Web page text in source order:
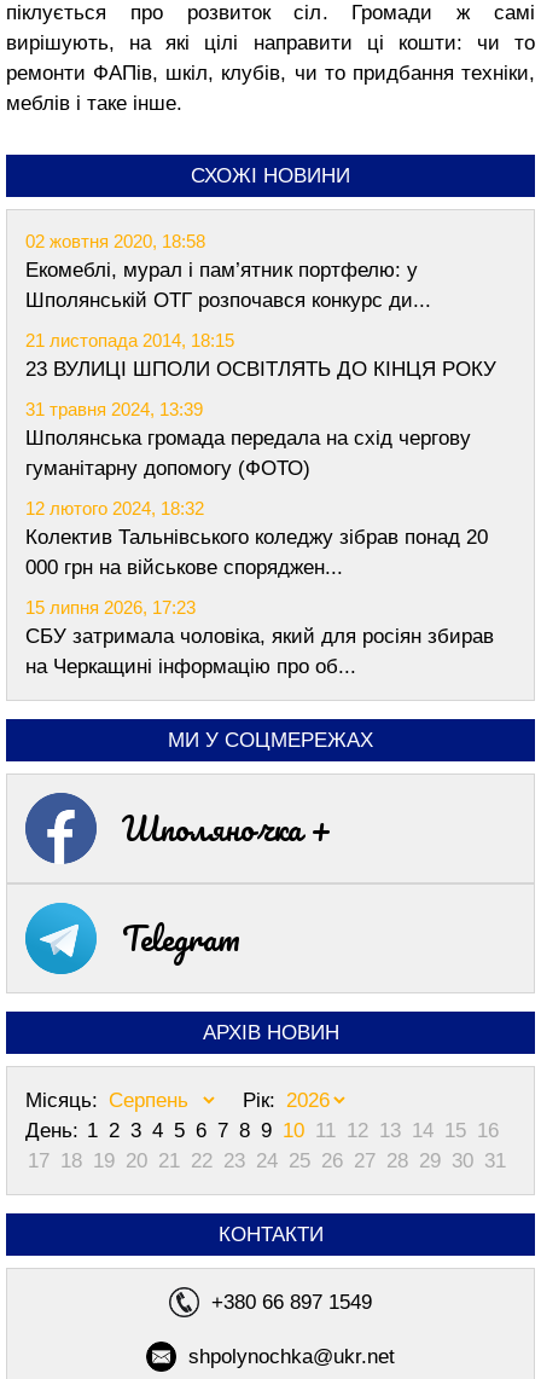
піклується про розвиток сіл. Громади ж самі
вирішують, на які цілі направити ці кошти: чи то
ремонти ФАПів, шкіл, клубів, чи то придбання техніки,
меблів і таке інше.
СХОЖІ НОВИНИ
02 жовтня 2020, 18:58
Екомеблі, мурал і пам’ятник портфелю: у
Шполянській ОТГ розпочався конкурс ди...
21 листопада 2014, 18:15
23 ВУЛИЦІ ШПОЛИ ОСВІТЛЯТЬ ДО КІНЦЯ РОКУ
31 травня 2024, 13:39
Шполянська громада передала на схід чергову
гуманітарну допомогу (ФОТО)
12 лютого 2024, 18:32
Колектив Тальнівського коледжу зібрав понад 20
000 грн на військове споряджен...
15 липня 2026, 17:23
СБУ затримала чоловіка, який для росіян збирав
на Черкащині інформацію про об...
МИ У СОЦМЕРЕЖАХ
Шполяночка +
Telegram
АРХІВ НОВИН
Місяць:
Рік:
День: 1 2 3 4 5 6 7 8 9 10 11 12 13 14 15 16
17 18 19 20 21 22 23 24 25 26 27 28 29 30 31
КОНТАКТИ
+380 66 897 1549
shpolynochka@ukr.net